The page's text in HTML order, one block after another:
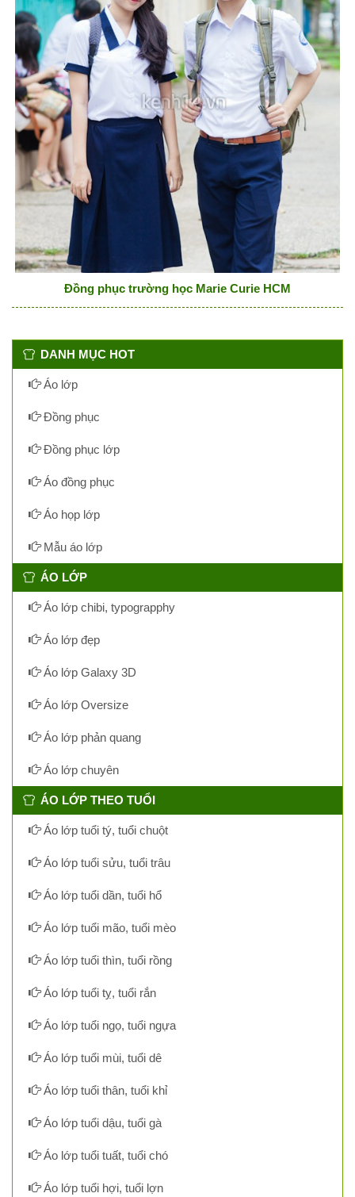
Đồng phục trường học Marie Curie HCM
DANH MỤC HOT
Áo lớp
Đồng phục
Đồng phục lớp
Áo đồng phục
Áo họp lớp
Mẫu áo lớp
ÁO LỚP
Áo lớp chibi, typograpphy
Áo lớp đẹp
Áo lớp Galaxy 3D
Áo lớp Oversize
Áo lớp phản quang
Áo lớp chuyên
ÁO LỚP THEO TUỔI
Áo lớp tuổi tý, tuổi chuột
Áo lớp tuổi sửu, tuổi trâu
Áo lớp tuổi dần, tuổi hổ
Áo lớp tuổi mão, tuổi mèo
Áo lớp tuổi thìn, tuổi rồng
Áo lớp tuổi tỵ, tuổi rắn
Áo lớp tuổi ngọ, tuổi ngựa
Áo lớp tuổi mùi, tuổi dê
Áo lớp tuổi thân, tuổi khỉ
Áo lớp tuổi dậu, tuổi gà
Áo lớp tuổi tuất, tuổi chó
Áo lớp tuổi hợi, tuổi lợn